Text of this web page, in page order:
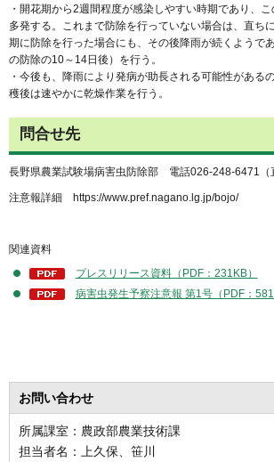
・開花期から2週間程度が感染しやすい時期であり、
多発する。これまで防除を行っていない場合は、直ち
期に防除を行った場合にも、その後降雨が続くようで
の防除の10～14日後）を行う。
・今後も、降雨により発病が助長される可能性がある
穫後は速やかに乾燥作業を行う。
問合せ先
長野県農業試験場病害虫防除部 電話026-248-6471（
注意報詳細 https://www.pref.nagano.lg.jp/bojo/
関連資料
プレスリリース資料（PDF：231KB）
病害虫発生予察注意報 第1号（PDF：
お問い合わせ
所属課室：農政部農業技術課
担当者名：上久保、笹川